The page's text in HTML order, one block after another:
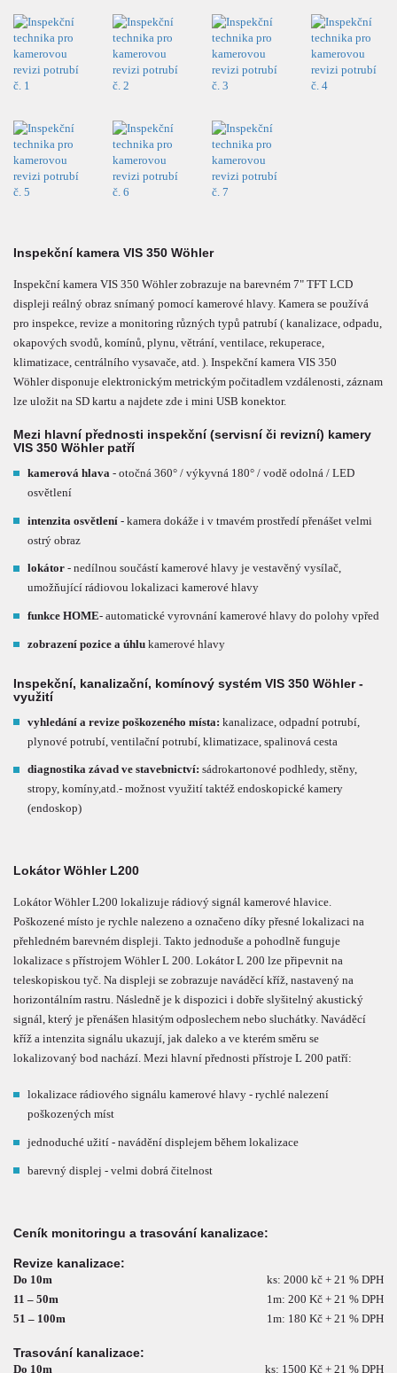
Inspekční kamera VIS 350 Wöhler
Inspekční kamera VIS 350 Wöhler zobrazuje na barevném 7" TFT LCD
displeji reálný obraz snímaný pomocí kamerové hlavy. Kamera se používá
pro inspekce, revize a monitoring různých typů patrubí ( kanalizace, odpadu,
okapových svodů, komínů, plynu, větrání, ventilace, rekuperace,
klimatizace, centrálního vysavače, atd. ). Inspekční kamera VIS 350
Wöhler disponuje elektronickým metrickým počitadlem vzdálenosti, záznam
lze uložit na SD kartu a najdete zde i mini USB konektor.
Mezi hlavní přednosti inspekční (servisní či revizní) kamery
VIS 350 Wöhler patří
kamerová hlava - otočná 360° / výkyvná 180° / vodě odolná / LED
osvětlení
intenzita osvětlení - kamera dokáže i v tmavém prostředí přenášet velmi
ostrý obraz
lokátor - nedílnou součástí kamerové hlavy je vestavěný vysílač,
umožňující rádiovou lokalizaci kamerové hlavy
funkce HOME- automatické vyrovnání kamerové hlavy do polohy vpřed
zobrazení pozice a úhlu kamerové hlavy
Inspekční, kanalizační, komínový systém VIS 350 Wöhler -
využití
vyhledání a revize poškozeného místa: kanalizace, odpadní potrubí,
plynové potrubí, ventilační potrubí, klimatizace, spalinová cesta
diagnostika závad ve stavebnictví: sádrokartonové podhledy, stěny,
stropy, komíny,atd.- možnost využití taktéž endoskopické kamery
(endoskop)
Lokátor Wöhler L200
Lokátor Wöhler L200 lokalizuje rádiový signál kamerové hlavice.
Poškozené místo je rychle nalezeno a označeno díky přesné lokalizaci na
přehledném barevném displeji. Takto jednoduše a pohodlně funguje
lokalizace s přístrojem Wöhler L 200. Lokátor L 200 lze připevnit na
teleskopiskou tyč. Na displeji se zobrazuje naváděcí kříž, nastavený na
horizontálním rastru. Následně je k dispozici i dobře slyšitelný akustický
signál, který je přenášen hlasitým odposlechem nebo sluchátky. Naváděcí
kříž a intenzita signálu ukazují, jak daleko a ve kterém směru se
lokalizovaný bod nachází. Mezi hlavní přednosti přístroje L 200 patří:
lokalizace rádiového signálu kamerové hlavy - rychlé nalezení
poškozených míst
jednoduché užití - navádění displejem během lokalizace
barevný displej - velmi dobrá čitelnost
Ceník monitoringu a trasování kanalizace:
Revize kanalizace:
Do 10m
ks: 2000 kč + 21 % DPH
11 – 50m
1m: 200 Kč + 21 % DPH
51 – 100m
1m: 180 Kč + 21 % DPH
Trasování kanalizace:
Do 10m ks: 1500 Kč + 21 % DPH